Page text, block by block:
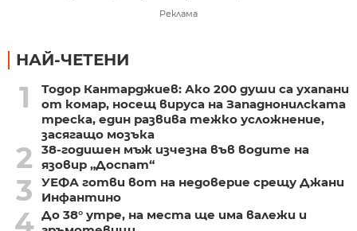
Реклама
НАЙ-ЧЕТЕНИ
1
Тодор Кантарджиев: Ако 200 души са ухапани
от комар, носещ вируса на Западнонилската
треска, един развива тежко усложнение,
засягащо мозъка
2
38-годишен мъж изчезна във водите на
язовир „Доспат“
3
УЕФА готви вот на недоверие срещу Джани
Инфантино
4 До 38° утре, на места ще има валежи и